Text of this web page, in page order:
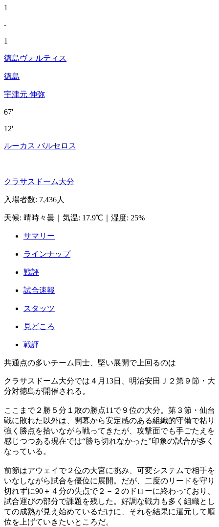
1
-
1
徳島ヴォルティス
徳島
宇津元 伸弥
67'
12'
ルーカス バルセロス
クラサスドーム大分
入場者数: 7,436人
天候: 晴時々曇 気温: 17.9℃ 湿度: 25%
サマリー
ラインナップ
戦評
試合速報
スタッツ
見どころ
戦評
共通点の多いチーム同士、堅い展開で上回るのは
クラサスドーム大分では４月13日、明治安田Ｊ２第９節・大
分対徳島が開催される。
ここまで２勝５分１敗の勝点11で９位の大分。第３節・仙台
戦に敗れた以外は、開幕から安定感のある組織的守備で粘り
強く勝点を拾いながら戦ってきたが、攻撃面でも手ごたえを
感じつつある現在では“勝ち切れなかった”印象の試合が多く
なっている。
前節はアウェイで２位の大宮に挑み、可変システムで相手を
いなしながら試合を優位に展開。だが、二度のリードを守り
切れずに90＋４分の失点で２－２のドローに終わっており、
試合運びの部分で課題を残した。好調な戦力も多く組織とし
ての成熟が見え始めているだけに、それを結果に還元して順
位を上げていきたいところだ。